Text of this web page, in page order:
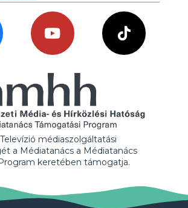
médiaszolgáltatási
a Médiatanács a Médiatanács
keretében támogatja.